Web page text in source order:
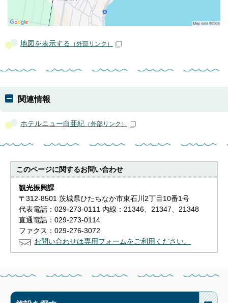
地図を表示する （外部リンク）
関連情報
ホテルニュー白亜紀 （外部リンク）
このページに関するお問い合わせ
観光振興課
〒312-8501 茨城県ひたちなか市東石川2丁目10番1号
代表電話：029-273-0111 内線：21346、21347、21348
直通電話：029-273-0114
ファクス：029-276-3072
お問い合わせは専用フォームをご利用ください。